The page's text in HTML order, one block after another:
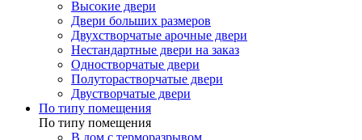
Высокие двери
Двери больших размеров
Двухстворчатые арочные двери
Нестандартные двери на заказ
Одностворчатые двери
Полуторастворчатые двери
Двустворчатые двери
По типу помещения
По типу помещения